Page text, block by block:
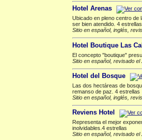
Hotel Arenas
Ubicado en pleno centro de
ser bien atendido. 4 estrellas
Sitio en español, inglés,
Hotel Boutique Las
El concepto "boutique"
Sitio en español, revisado el
Hotel del Bosque
Las dos hectáreas de
remanso de paz. 4 estrellas
Sitio en español, inglés,
Reviens Hotel
Representa el mejor
inolvidables.4 estrellas
Sitio en español, revisado el